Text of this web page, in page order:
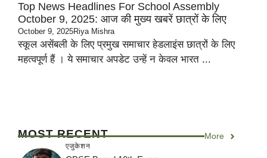
Top News Headlines For School Assembly
October 9, 2025: आज की मुख्य खबरें छात्रों के लिए
October 9, 2025Riya Mishra
स्कूल असेंबली के लिए प्रमुख समाचार हेडलाइंस छात्रों के लिए
महत्वपूर्ण हैं । ये समाचार अपडेट उन्हें न केवल भारत ...
MOST RECENT More
एजुकेशन